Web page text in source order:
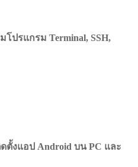
โปรแกรม Terminal, SSH,
ตั้งแอป Android บน PC และ